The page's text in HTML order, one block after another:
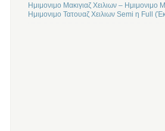
Ημιμονιμο Μακιγιαζ Χειλιων – Ημιμονιμο
Ημιμονιμο Τατουαζ Χειλιων Semi η Full